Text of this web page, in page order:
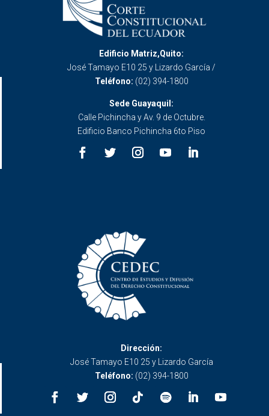
Edificio Matriz,Quito:
José Tamayo E10 25 y Lizardo García /
Teléfono: (02) 394-1800
Sede Guayaquil:
Calle Pichincha y Av. 9 de Octubre.
Edificio Banco Pichincha 6to Piso
Dirección:
José Tamayo E10 25 y Lizardo García
Teléfono: (02) 394-1800